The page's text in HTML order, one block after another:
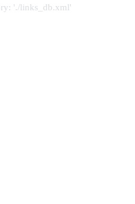
'./links_db.xml'